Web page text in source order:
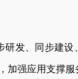
研发、同步建设
加强应用支撑服